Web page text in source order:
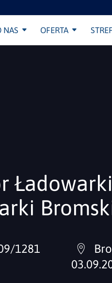
NAS OFERTA
1281